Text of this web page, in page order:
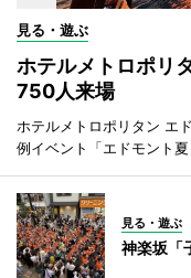
見る・遊ぶ
ホテルメトロポリ
750人来場
ホテルメトロポリタン エ
例イベント「エドモント夏
見る・遊ぶ
神楽坂「